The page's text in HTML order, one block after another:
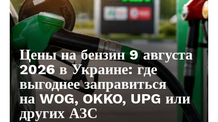
Цены на бензин 9 августа
2026 в Украине: где
выгоднее заправиться
на WOG, OKKO, UPG или
других АЗС